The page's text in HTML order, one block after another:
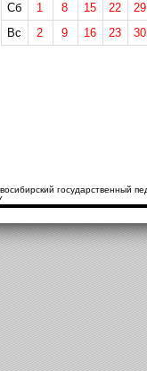
Сб
1 8 15 22
29
Вс
2 9 16 23 30
государственный